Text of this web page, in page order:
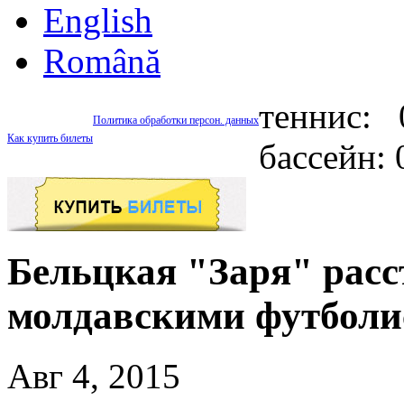
English
Română
Политика обработки персон. данных
Как купить билеты
теннис:
Бельцкая "Заря"
молдавскими
Авг 4, 2015